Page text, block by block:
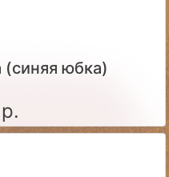
юбка)